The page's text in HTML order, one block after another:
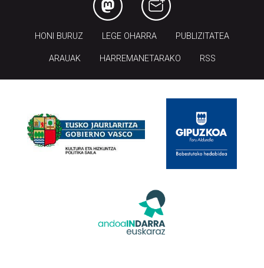
HONI BURUZ LEGE OHARRA PUBLIZITATEA
ARAUAK HARREMANETARAKO RSS